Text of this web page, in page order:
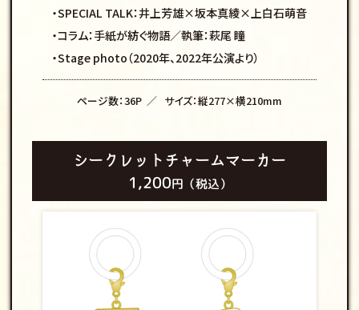
・SPECIAL TALK：井上芳雄×坂本真綾×上白石萌音
・コラム：手紙が紡ぐ物語／執筆：萩尾 瞳
・Stage photo（2020年、2022年公演より）
ページ数：36P サイズ：縦277×横210mm
シークレットチャームマーカー
1,200円（税込）